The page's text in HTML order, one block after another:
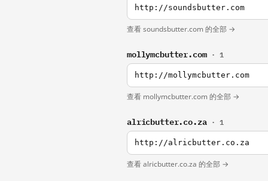
http://soundsbutter.com
查看 soundsbutter.com 的全部 →
mollymcbutter.com · 1
http://mollymcbutter.com
查看 mollymcbutter.com 的全部 →
alricbutter.co.za · 1
http://alricbutter.co.za
查看 alricbutter.co.za 的全部 →